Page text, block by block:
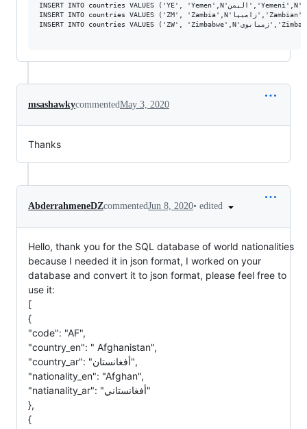
msashawkycommentedMay 3, 2020
Thanks
AbderrahmeneDZcommentedJun 8, 2020• edited
Hello, thank you for the SQL database of world nationalities
because I needed it in json format, I worked on your
database and convert it to json format, please feel free to
use it:
[
{
"code": "AF",
"country_en": " Afghanistan",
"country_ar": "أفغانستان",
"nationality_en": "Afghan",
"natianality_ar": "أفغانستاني"
},
{